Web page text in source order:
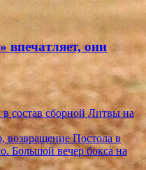
впечатляет, они
состав сборной Литвы на
возвращение Постола в
Большой вечер бокса на